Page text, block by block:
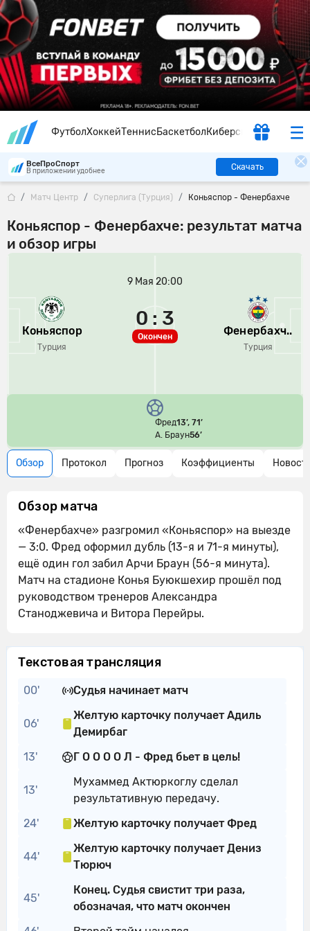
ФутболХоккейТеннисБаскетболКиберспорт
ВсеПроСпорт
В приложении удобнее Скачать
Коньяспор - Фенербахче: результат матча
и обзор игры
Матч Центр Суперлига (Турция) Коньяспор - Фенербахче
Коньяспор
Турция
9 Мая 20:00
Окончен
0 : 3
Фенербахч..
Турция
Фред13’, 71’
А. Браун56’
Обзор Протокол Прогноз Коэффициенты
Обзор матча
«Фенербахче» разгромил «Коньяспор» на выезде
— 3:0. Фред оформил дубль (13-я и 71-я минуты),
ещё один гол забил Арчи Браун (56-я минута).
Матч на стадионе Конья Буюкшехир прошёл под
руководством тренеров Александра
Станоджевича и Витора Перейры.
Текстовая трансляция
00' Судья начинает матч
06'
Желтую карточку получает Адиль
Демирбаг
13'
Г О О О О Л - Фред бьет в цель!
13'
Мухаммед Актюркоглу сделал
результативную передачу.
24'
Желтую карточку получает Фред
44'
Желтую карточку получает Дениз
Тюрюч
45'
Конец. Судья свистит три раза,
обозначая, что матч окончен